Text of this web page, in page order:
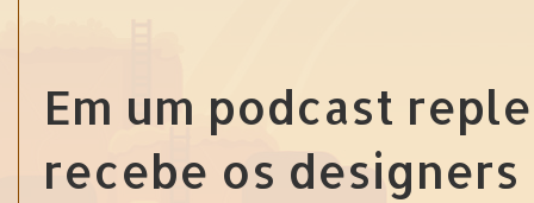
Em um podcast
recebe os